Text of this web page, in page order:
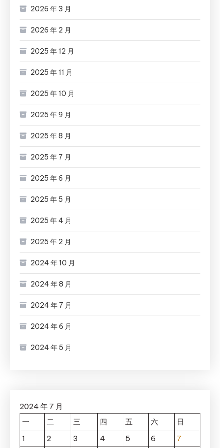
2026 年 3 月
2026 年 2 月
2025 年 12 月
2025 年 11 月
2025 年 10 月
2025 年 9 月
2025 年 8 月
2025 年 7 月
2025 年 6 月
2025 年 5 月
2025 年 4 月
2025 年 2 月
2024 年 10 月
2024 年 8 月
2024 年 7 月
2024 年 6 月
2024 年 5 月
2024 年 7 月
一
二 三 四 五 六
日
1
2 3 4 5 6 7